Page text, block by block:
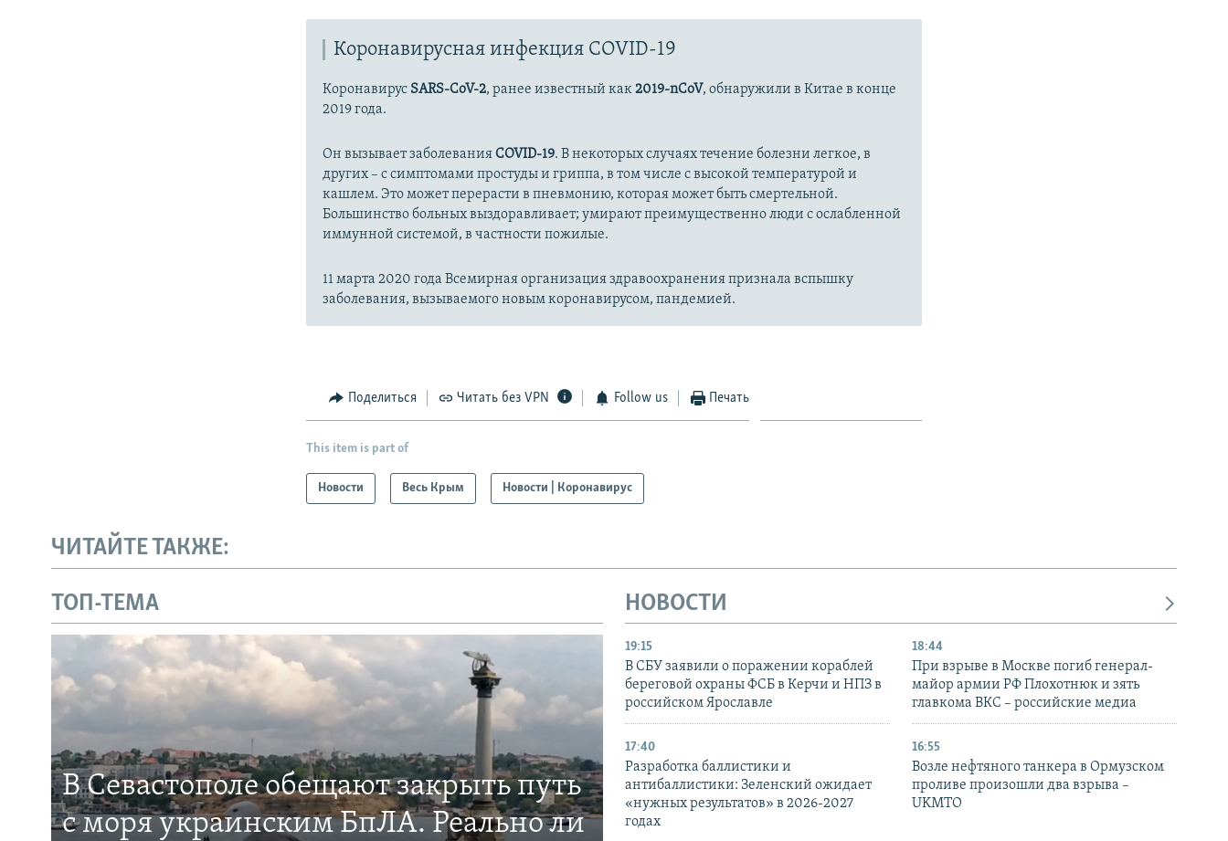
Коронавирусная инфекция COVID-19
Коронавирус SARS-CoV-2, ранее известный как2019-nCoV, обнаружили в Китае в конце
2019 года.
Он вызывает заболеванияCOVID-19. В некоторых случаях течение болезни легкое, в
других – с симптомами простуды и гриппа, в том числе с высокой температурой и
кашлем. Это может перерасти в пневмонию, которая может быть смертельной.
Большинство больных выздоравливает; умирают преимущественно люди с ослабленной
иммунной системой, в частности пожилые.
11 марта 2020 года Всемирная организация здравоохранения признала вспышку
заболевания, вызываемого новым коронавирусом, пандемией.
Поделиться Читать без VPN Follow us Печать
This item is part of
Новости Весь Крым Новости | Коронавирус
ЧИТАЙТЕ ТАКЖЕ:
ТОП-ТЕМА
В Севастополе обещают закрыть путь
с моря украинским БпЛА. Реально ли
НОВОСТИ
19:15
В СБУ заявили о поражении кораблей
береговой охраны ФСБ в Керчи и НПЗ в
российском Ярославле
18:44
При взрыве в Москве погиб генерал-
майор армии РФ Плохотнюк и зять
главкома ВКС – российские медиа
17:40
Разработка баллистики и
антибаллистики: Зеленский ожидает
«нужных результатов» в 2026-2027
годах
16:55
Возле нефтяного танкера в Ормузском
проливе произошли два взрыва –
UKMTO